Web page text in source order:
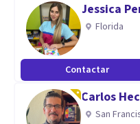
avanzados. La educación
Jessica
Florida
Contactar
Carlos
San